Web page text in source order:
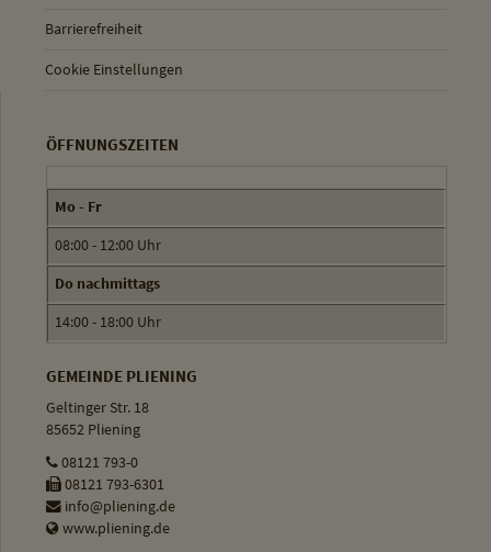
Barrierefreiheit
Cookie Einstellungen
ÖFFNUNGSZEITEN
Mo - Fr
08:00 - 12:00 Uhr
Do nachmittags
14:00 - 18:00 Uhr
GEMEINDE PLIENING
Geltinger Str. 18
85652 Pliening
08121 793-0
08121 793-6301
info@pliening.de
www.pliening.de